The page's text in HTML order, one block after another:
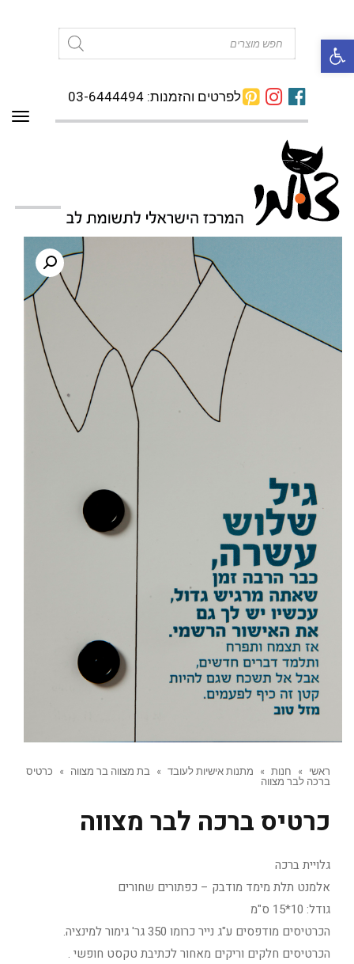
פתח סרגל נגישות
לפרטים והזמנות: 03-6444494
ראשי » חנות » מתנות אישיות לעובד » בת מצווה בר מצווה »
כרטיס
ברכה לבר מצווה
כרטיס ברכה לבר מצווה
גלויית ברכה
אלמנט תלת מימד מודבק – כפתורים שחורים
גודל: 10*15 ס"מ
הכרטיסים מודפסים ע"ג נייר כרומו 350 גר' גימור למינציה.
הכרטיסים חלקים וריקים מאחור לכתיבת טקסט חופשי .